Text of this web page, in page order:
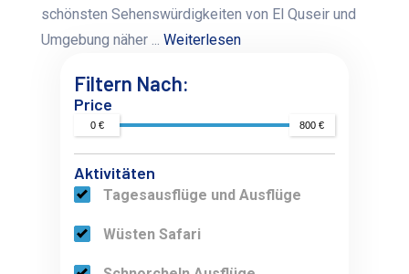
schönsten Sehenswürdigkeiten von El Quseir und
Umgebung näher ...Weiterlesen
Filtern Nach:
Price
0 € 800 €
Aktivitäten
Tagesausflüge und Ausflüge
Wüsten Safari